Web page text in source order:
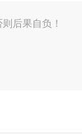
后果自负！